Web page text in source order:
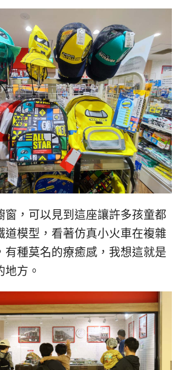
窗，可以見到這座讓許多孩童都
道模型，看著仿真小火車在複雜
有種莫名的療癒感，我想這就是
方。